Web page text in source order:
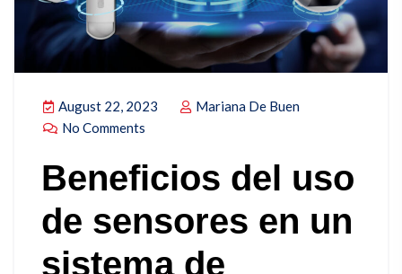
August 22, 2023
Mariana De Buen
No Comments
Beneficios del uso
de sensores en un
sistema de